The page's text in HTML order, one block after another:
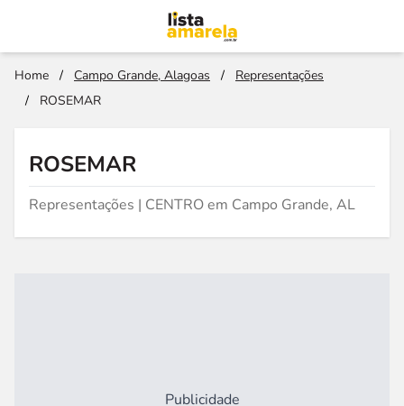
Home / Campo Grande, Alagoas /
Representações
/
ROSEMAR
ROSEMAR
Representações | CENTRO em Campo Grande, AL
Publicidade